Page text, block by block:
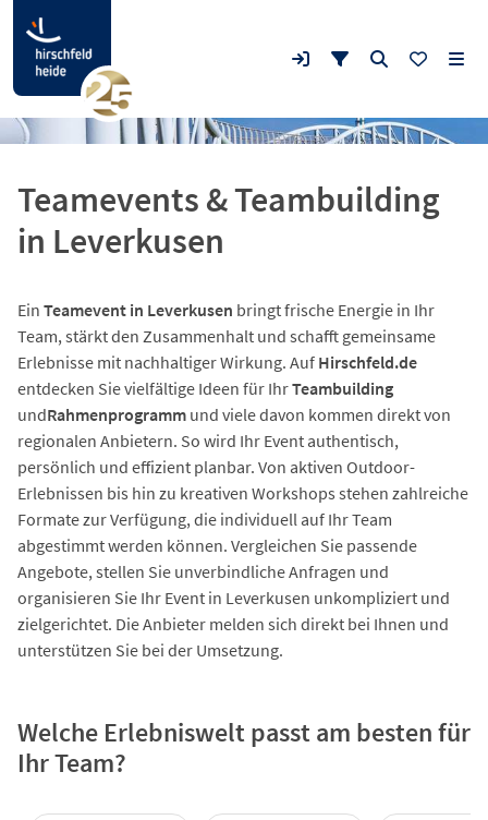
Teamevents & Teambuilding
in Leverkusen
Ein Teamevent in Leverkusen bringt frische Energie in Ihr
Team, stärkt den Zusammenhalt und schafft gemeinsame
Erlebnisse mit nachhaltiger Wirkung. Auf Hirschfeld.de
entdecken Sie vielfältige Ideen für IhrTeambuilding
undRahmenprogramm und viele davon kommen direkt von
regionalen Anbietern. So wird Ihr Event authentisch,
persönlich und effizient planbar. Von aktiven Outdoor-
Erlebnissen bis hin zu kreativen Workshops stehen zahlreiche
Formate zur Verfügung, die individuell auf Ihr Team
abgestimmt werden können. Vergleichen Sie passende
Angebote, stellen Sie unverbindliche Anfragen und
organisieren Sie Ihr Event in Leverkusen unkompliziert und
zielgerichtet. Die Anbieter melden sich direkt bei Ihnen und
unterstützen Sie bei der Umsetzung.
Welche Erlebniswelt passt am besten für
Ihr Team?